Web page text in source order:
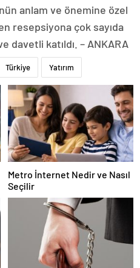
anlam ve önemine özel
resepsiyona çok sayıda
davetli katıldı. – ANKARA
Türkiye Yatırım
Metro İnternet Nedir ve Nasıl
Seçilir